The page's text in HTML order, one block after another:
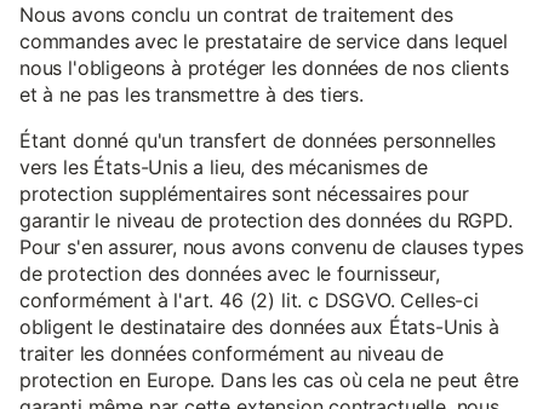
Nous avons conclu un contrat de traitement des
commandes avec le prestataire de service dans lequel
nous l'obligeons à protéger les données de nos clients
et à ne pas les transmettre à des tiers.
Étant donné qu'un transfert de données personnelles
vers les États-Unis a lieu, des mécanismes de
protection supplémentaires sont nécessaires pour
garantir le niveau de protection des données du RGPD.
Pour s'en assurer, nous avons convenu de clauses types
de protection des données avec le fournisseur,
conformément à l'art. 46 (2) lit. c DSGVO. Celles-ci
obligent le destinataire des données aux États-Unis à
traiter les données conformément au niveau de
protection en Europe. Dans les cas où cela ne peut être